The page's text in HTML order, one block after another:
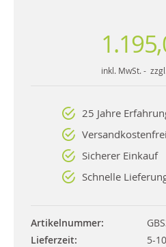
inkl. MwSt. - zzgl.
25 Jahre
Sicherer Einkauf
Schnelle
Artikelnummer
Lieferzeit
5-